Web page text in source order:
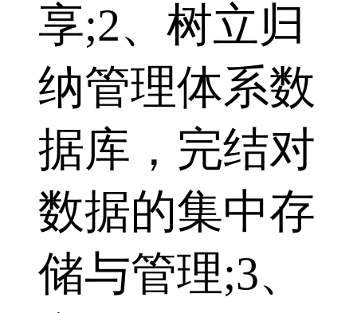
享;2、树立归
纳管理体系数
据库，完结对
数据的集中存
储与管理;3、